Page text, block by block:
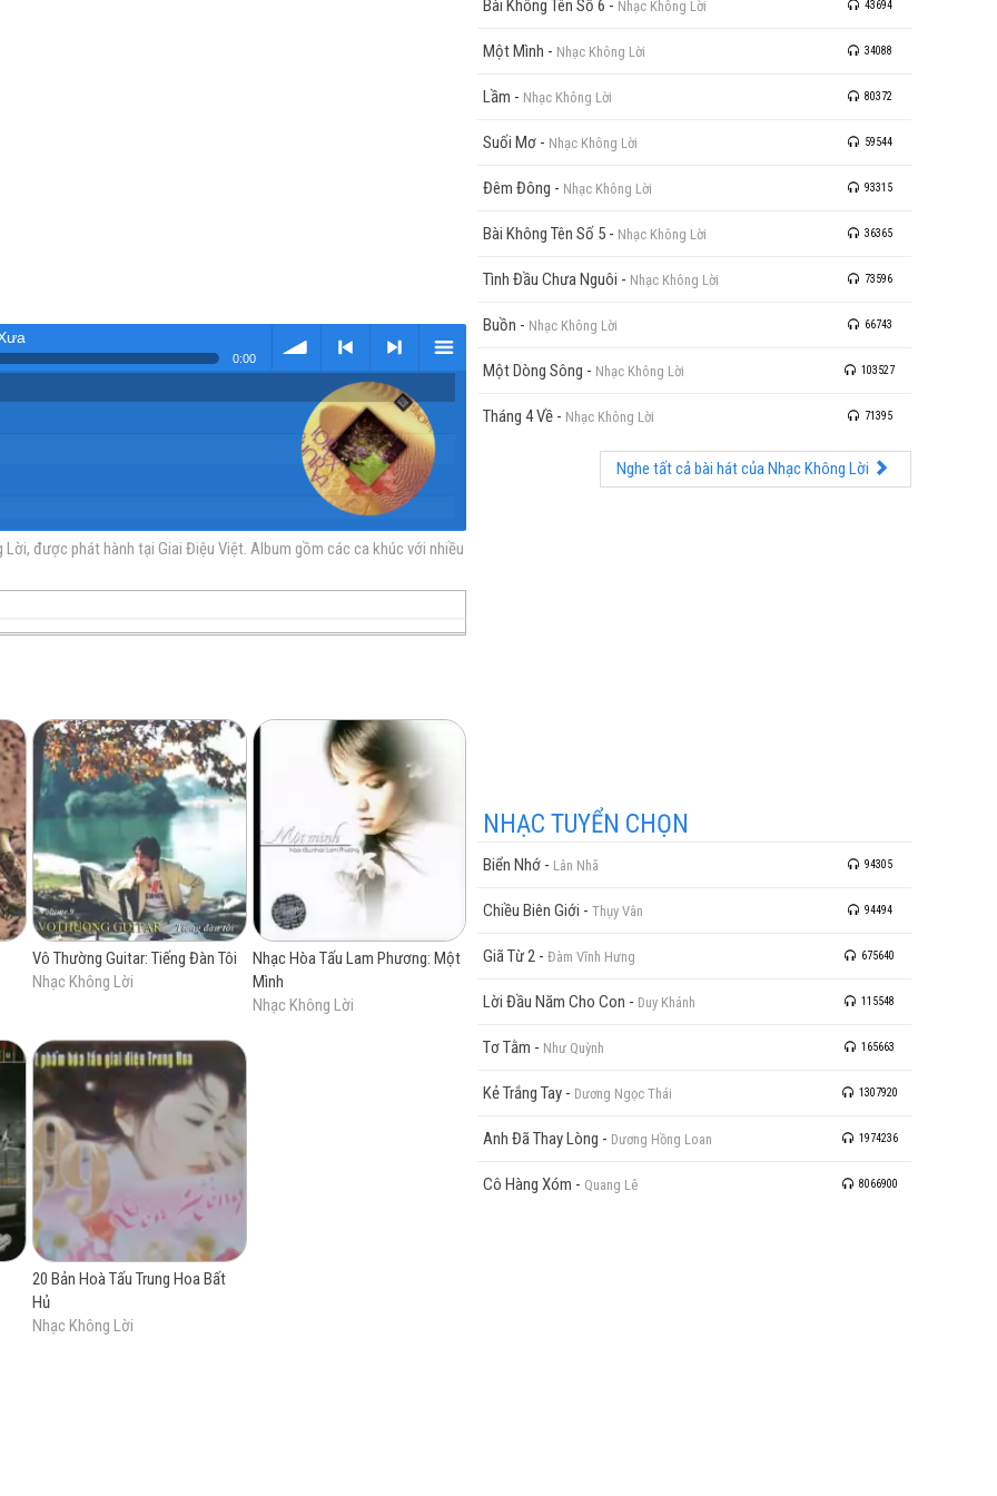
0:00
Tải
phí
< Kho
trực
tuyến
>
chất
lượng
Kho
được phát hành tại Giai Điệu Việt. Album gồm các ca khúc với nhiều
Vô Thường Guitar: Tiếng Đàn Tôi
Nhạc Không Lời
Nhạc Hòa Tấu Lam Phương: Một
Mình
Nhạc Không Lời
20 Bản Hoà Tấu Trung Hoa Bất
Hủ
Nhạc Không Lời
Bài Không Tên Số 6 - Nhạc Không Lời 43694
Một Mình - Nhạc Không Lời 34088
Lầm - Nhạc Không Lời 80372
Suối Mơ - Nhạc Không Lời 59544
Đêm Đông - Nhạc Không Lời 93315
Bài Không Tên Số 5 - Nhạc Không Lời 36365
Tình Đầu Chưa Nguôi - Nhạc Không Lời 73596
Buồn - Nhạc Không Lời 66743
Một Dòng Sông - Nhạc Không Lời 103527
Tháng 4 Về - Nhạc Không Lời 71395
Nghe tất cả bài hát của Nhạc Không Lời
NHẠC TUYỂN CHỌN
Biển Nhớ - Lân Nhã 94305
Chiều Biên Giới - Thụy Vân 94494
Giã Từ 2 - Đàm Vĩnh Hưng 675640
Lời Đầu Năm Cho Con - Duy Khánh 115548
Tơ Tằm - Như Quỳnh 165663
Kẻ Trắng Tay - Dương Ngọc Thái 1307920
Anh Đã Thay Lòng - Dương Hồng Loan 1974236
Cô Hàng Xóm - Quang Lê 8066900